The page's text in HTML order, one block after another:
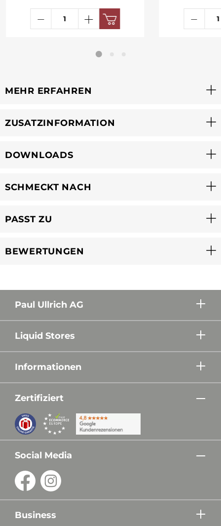
MEHR ERFAHREN
ZUSATZINFORMATION
DOWNLOADS
SCHMECKT NACH
PASST ZU
BEWERTUNGEN
Paul Ullrich AG
Liquid Stores
Informationen
Zertifiziert
Social Media
Business